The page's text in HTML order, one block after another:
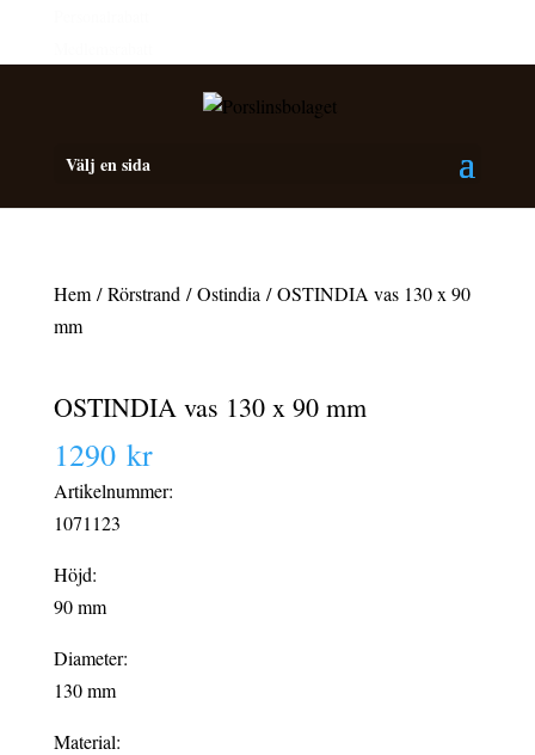
Välj en sida
Hem/Rörstrand /Ostindia / OSTINDIA vas 130 x 90
mm
OSTINDIA vas 130 x 90 mm
1290 kr
Artikelnummer:
1071123
Höjd:
90 mm
Diameter:
130 mm
Material: